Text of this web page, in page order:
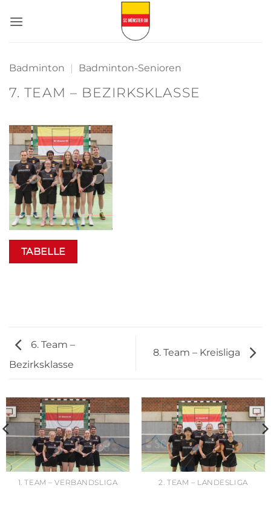
Inhalt
Badminton | Badminton-Senioren
7. TEAM – BEZIRKSKLASSE
TABELLE
6. Team –
Bezirksklasse
8. Team – Kreisliga
1. TEAM – VERBANDSLIGA 2. TEAM – LANDESLIGA